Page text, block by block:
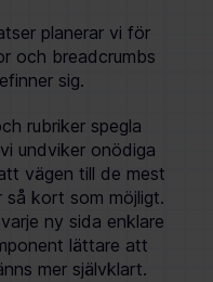
planerar vi för
och breadcrumbs
sig.
rubriker spegla
undviker onödiga
vägen till de mest
så kort som möjligt.
ny sida enklare
lättare att
mer självklart.